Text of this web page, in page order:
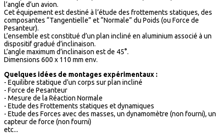
l’angle d’un avion.
Cet équipement est destiné à l’étude des frottements statiques, des
composantes “Tangentielle” et “Normale” du Poids (ou Force de
Pesanteur).
L’ensemble est constitué d’un plan incliné en aluminium associé à un
dispositif gradué d’inclinaison.
L’angle maximum d’inclinaison est de 45°.
Dimensions 600 x 110 mm env.
Quelques idées de montages expérimentaux :
- Equilibre statique d’un corps sur plan incliné
- Force de Pesanteur
- Mesure de la Réaction Normale
- Etude des Frottements statiques et dynamiques
- Etude des Forces avec des masses, un dynamomètre (non fourni), un
capteur de force (non fourni)
etc...